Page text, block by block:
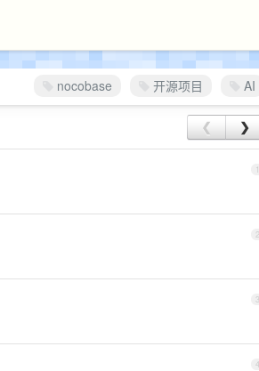
nocobase 开源项目 AI
❮ ❯
1
2
3
4